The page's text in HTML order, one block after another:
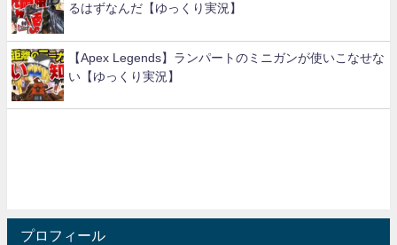
るはずなんだ【ゆっくり実況】
【Apex Legends】ランパートのミニガンが使いこなせな
い【ゆっくり実況】
プロフィール